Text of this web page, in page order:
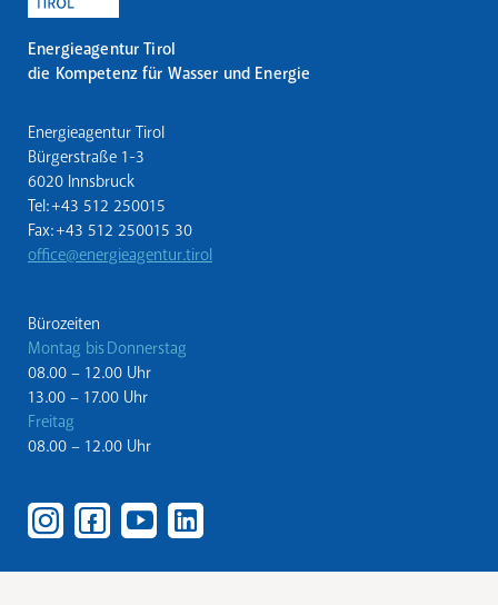
Energieagentur Tirol
die Kompetenz für Wasser und Energie
Energieagentur Tirol
Bürgerstraße 1-3
6020 Innsbruck
Tel: +43 512 250015
Fax: +43 512 250015 30
office@energieagentur.tirol
Bürozeiten
Montag bis Donnerstag
08.00 – 12.00 Uhr
13.00 – 17.00 Uhr
Freitag
08.00 – 12.00 Uhr